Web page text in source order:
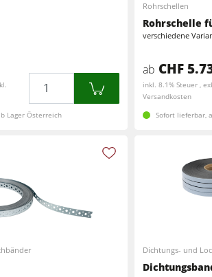
CNC-Bearbeitungszentren
Bürst- und Bürstschleifmaschinen
Bohrmaschinen
Brikettierpressen
Vorschubapparate
Bohrmaschinen
Vorschubapparate
Lager Österreich
Rohrschellen
Rohrschelle
verschiedene
ab CHF
inkl. 8.1% Steuer ,
Versandkosten
Sofort lieferbar,
Dichtungs- und